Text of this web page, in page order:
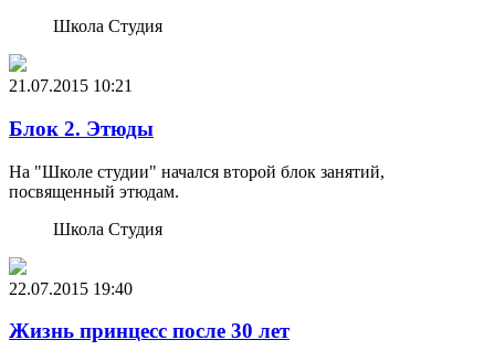
Школа Студия
21.07.2015 10:21
Блок 2. Этюды
На "Школе студии" начался второй блок занятий,
посвященный этюдам.
Школа Студия
22.07.2015 19:40
Жизнь принцесс после 30 лет